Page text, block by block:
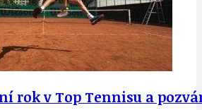
rok v Top Tennisu a